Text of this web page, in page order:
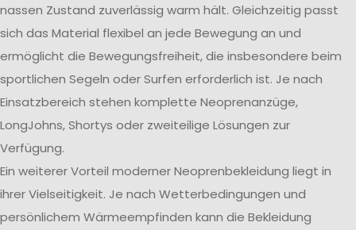
nassen Zustand zuverlässig warm hält. Gleichzeitig passt
sich das Material flexibel an jede Bewegung an und
ermöglicht die Bewegungsfreiheit, die insbesondere beim
sportlichen Segeln oder Surfen erforderlich ist. Je nach
Einsatzbereich stehen komplette Neoprenanzüge,
LongJohns, Shortys oder zweiteilige Lösungen zur
Verfügung.
Ein weiterer Vorteil moderner Neoprenbekleidung liegt in
ihrer Vielseitigkeit. Je nach Wetterbedingungen und
persönlichem Wärmeempfinden kann die Bekleidung